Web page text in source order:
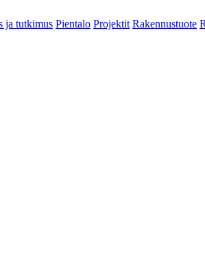
ja tutkimus Pientalo Projektit Rakennustuote